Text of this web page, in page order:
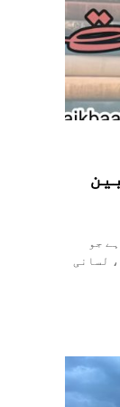
ہے جو
لسانی